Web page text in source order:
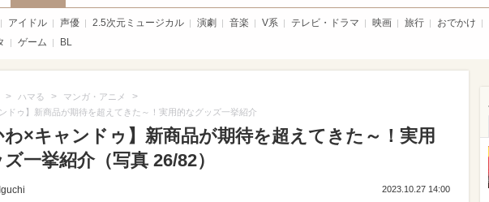
アイドル 声優 2.5次元ミュージカル 演劇 音楽 V系 テレビ・ドラマ 映画 旅行 おでかけ
ゲーム BL
> ハマる > マンガ・アニメ >
ドゥ】新商品が期待を超えてきた～！実用的なグッズ一挙紹介
わ×キャンドゥ】新商品が期待を超えてきた～！実用
一挙紹介（写真 26/82）
2023.10.27 14:00